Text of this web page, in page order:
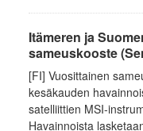
Itämeren ja
sameuskooste
[FI] Vuosittainen
kesäkauden
satelliittien MSI-
Havainnoista